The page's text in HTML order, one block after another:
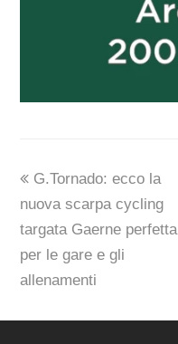
previous
post:
G.Tornado: ecco la
nuova scarpa cycling
targata Gaerne perfetta
per le gare e gli
allenamenti